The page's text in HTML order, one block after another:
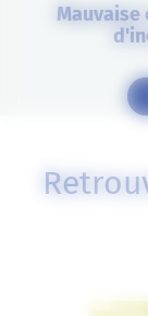
Mauvaise